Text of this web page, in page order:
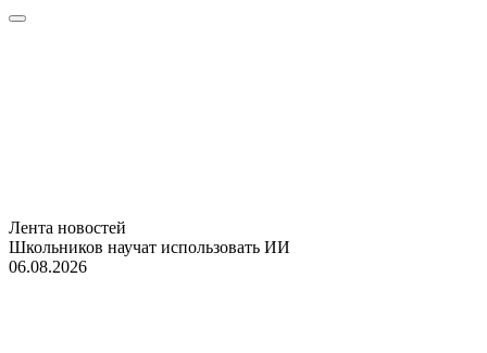
Лента новостей
Школьников научат использовать ИИ
06.08.2026